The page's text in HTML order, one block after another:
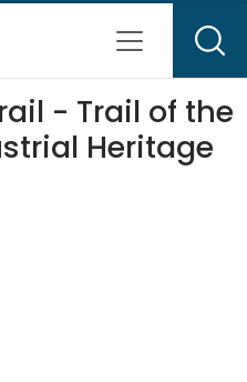
- Trail of the
Heritage